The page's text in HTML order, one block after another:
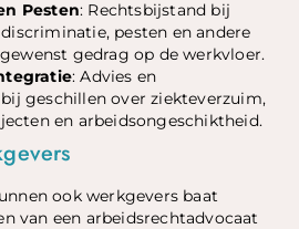
Pesten: Rechtsbijstand bij
pesten en andere
gedrag op de werkvloer.
: Advies en
geschillen over ziekteverzuim,
en arbeidsongeschiktheid.
ook werkgevers baat
van een arbeidsrechtadvocaat